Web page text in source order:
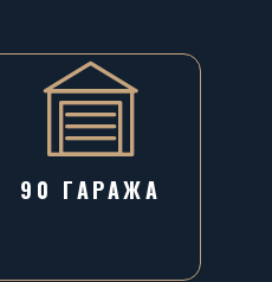
90 ГАРАЖA